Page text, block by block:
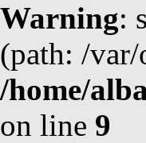
Warning:
(path: /
/home/
on line 9